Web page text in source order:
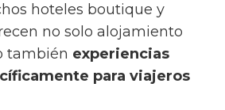
hoteles boutique y
no solo alojamiento
también experiencias
para viajeros